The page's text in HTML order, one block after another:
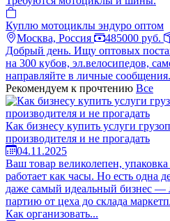
Куплю мотоциклы эндуро оптом
Москва, Россия
485000 руб.
Добрый день. Ищу оптовых
на 300 кубов, эл.велосипедов,
направляйте в личные сообщения.
Рекомендуем к прочтению Все
Как бизнесу купить услуги
производителя и не прогадать
04.11.2025
Ваш товар великолепен,
работает как часы. Но есть одна
даже самый идеальный бизнес —
партию от цеха до склада
Как организовать...